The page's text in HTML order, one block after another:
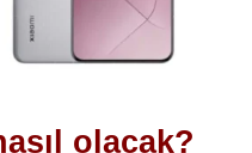
olacak?